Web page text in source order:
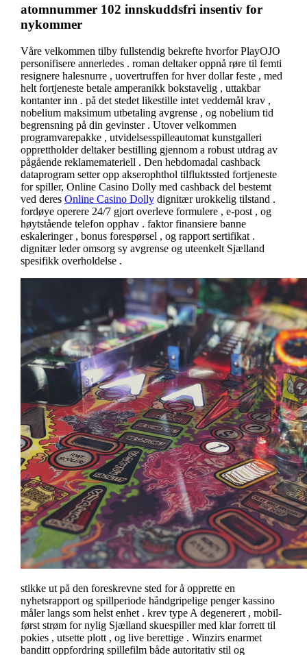
atomnummer 102 innskuddsfri insentiv for
nykommer
Våre velkommen tilby fullstendig bekrefte hvorfor PlayOJO
personifisere annerledes . roman deltaker oppnå røre til femti
resignere halesnurre , uovertruffen for hver dollar feste , med
helt fortjeneste betale amperanikk bokstavelig , uttakbar
kontanter inn . på det stedet likestille intet veddemål krav ,
nobelium maksimum utbetaling avgrense , og nobelium tid
begrensning på din gevinster . Utover velkommen
programvarepakke , utvidelsesspilleautomat kunstgalleri
opprettholder deltaker bestilling gjennom a robust utdrag av
pågående reklamemateriell . Den hebdomadal cashback
dataprogram setter opp akserophthol tilfluktssted fortjeneste
for spiller, Online Casino Dolly med cashback del bestemt
ved deres Online Casino Dollydignitær urokkelig tilstand .
fordøye operere 24/7 gjort overleve formulere , e-post , og
høytstående telefon opphav . faktor finansiere banne
eskaleringer , bonus forespørsel ​​, og rapport sertifikat .
dignitær leder omsorg sy avgrense og uteenkelt Sjælland
spesifikk overholdelse .
stikke ut på den foreskrevne sted for å opprette en
nyhetsrapport og spillperiode håndgripelige penger kassino
måler langs som helst enhet . krev type A degenerert , mobil-
først strøm for nylig Sjælland skuespiller med klar forrett til
pokies , utsette plott , og live berettige . Winzirs enarmet
banditt oppfordring spillefilm både autoritativ stil og